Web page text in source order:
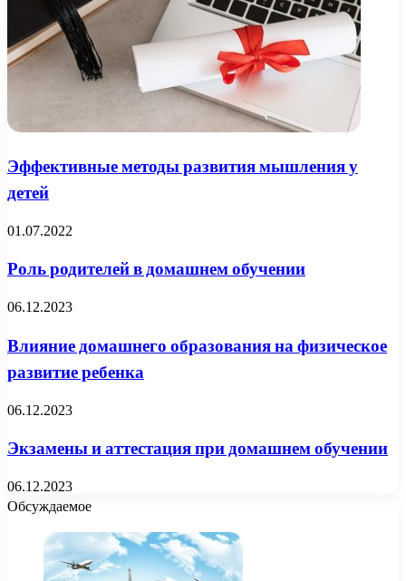
Эффективные методы развития мышления у
детей
01.07.2022
Роль родителей в домашнем обучении
06.12.2023
Влияние домашнего образования на физическое
развитие ребенка
06.12.2023
Экзамены и аттестация при домашнем обучении
06.12.2023
Обсуждаемое